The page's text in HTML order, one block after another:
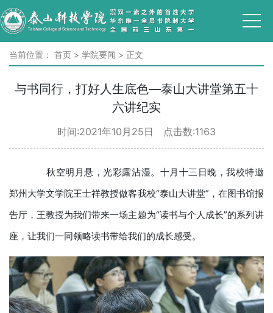
当前位置： 首页 > 学院要闻 > 正文
与书同行，打好人生底色—泰山大讲堂第五十
六讲纪实
时间:2021年10月25日 点击数:1163
秋空明月悬，光彩露沾湿。十月十三日晚，我校特邀
郑州大学文学院王士祥教授做客我校“泰山大讲堂”，在图书馆报
告厅，王教授为我们带来一场主题为“读书与个人成长”的系列讲
座，让我们一同领略读书带给我们的成长感受。